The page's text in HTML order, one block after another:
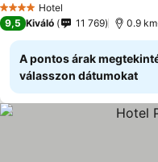
4 KategóriaHotel
9,5 Kiváló 11 769 0.9
A pontos árak
válasszon dátumokat